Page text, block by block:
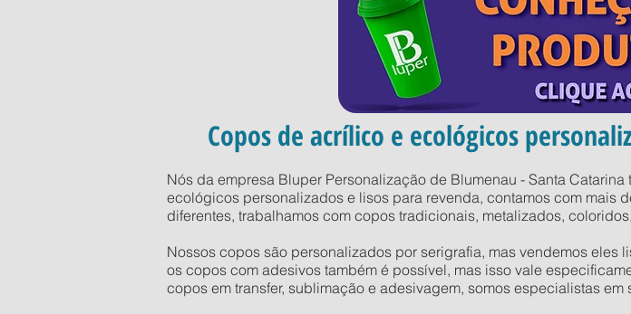
Copos de acrílico e ecológicos
Nós da empresa Bluper Personalização de Blumenau - Santa
ecológicos personalizados e lisos para revenda, contamos com mais
diferentes, trabalhamos com copos tradicionais, metalizados,
Nossos copos são personalizados por serigrafia, mas vendemos eles
os copos com adesivos também é possível, mas isso vale
copos em transfer, sublimação e adesivagem, somos especialistas em